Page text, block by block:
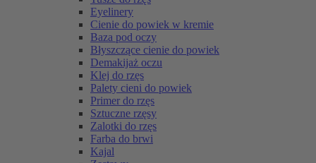
Eyelinery
Cienie do powiek w kremie
Baza pod oczy
Błyszczące cienie do powiek
Demakijaż oczu
Klej do rzęs
Palety cieni do powiek
Primer do rzęs
Sztuczne rzęsy
Zalotki do rzęs
Farba do brwi
Kajal